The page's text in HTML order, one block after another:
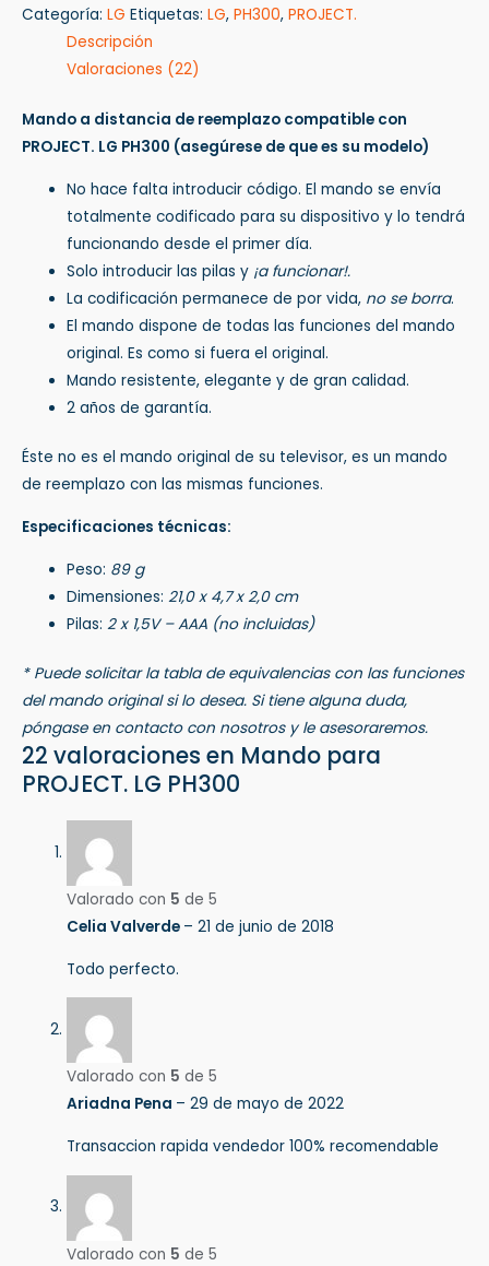
Categoría: LG Etiquetas: LG, PH300, PROJECT.
Descripción
Valoraciones (22)
Mando a distancia de reemplazo compatible con
PROJECT. LG PH300 (asegúrese de que es su modelo)
No hace falta introducir código. El mando se envía
totalmente codificado para su dispositivo y lo tendrá
funcionando desde el primer día.
Solo introducir las pilas y ¡a funcionar!.
La codificación permanece de por vida, no se borra.
El mando dispone de todas las funciones del mando
original. Es como si fuera el original.
Mando resistente, elegante y de gran calidad.
2 años de garantía.
Éste no es el mando original de su televisor, es un mando
de reemplazo con las mismas funciones.
Especificaciones técnicas:
Peso: 89 g
Dimensiones:21,0 x 4,7 x 2,0 cm
Pilas:2 x 1,5V – AAA (no incluidas)
* Puede solicitar la tabla de equivalencias con las funciones
del mando original si lo desea. Si tiene alguna duda,
póngase en contacto con nosotros y le asesoraremos.
22 valoraciones en Mando para
PROJECT. LG PH300
Valorado con 5 de 5
Celia Valverde – 21 de junio de 2018
Todo perfecto.
Valorado con 5 de 5
Ariadna Pena – 29 de mayo de 2022
Transaccion rapida vendedor 100% recomendable
Valorado con 5 de 5